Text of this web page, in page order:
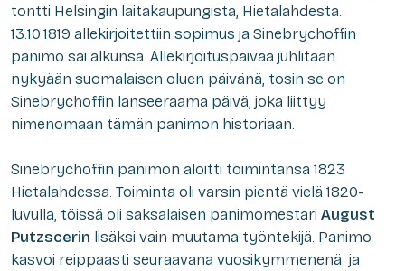
tontti Helsingin laitakaupungista, Hietalahdesta.
13.10.1819 allekirjoitettiin sopimus ja Sinebrychoffin
panimo sai alkunsa. Allekirjoituspäivää juhlitaan
nykyään suomalaisen oluen päivänä, tosin se on
Sinebrychoffin lanseeraama päivä, joka liittyy
nimenomaan tämän panimon historiaan.
Sinebrychoffin panimon aloitti toimintansa 1823
Hietalahdessa. Toiminta oli varsin pientä vielä 1820-
luvulla, töissä oli saksalaisen panimomestari August
Putzscerin lisäksi vain muutama työntekijä. Panimo
kasvoi reippaasti seuraavana vuosikymmenenä ja